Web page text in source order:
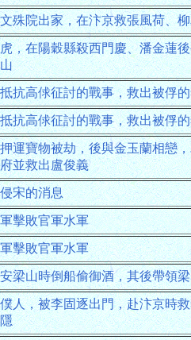
殊院出家，在汴京救張風荷、
，在陽穀縣殺西門慶、潘金蓮
抗高俅征討的戰事，救出被俘
抗高俅征討的戰事，救出被俘
運寶物被劫，後與金玉蘭相戀
並救出盧俊義
宋的消息
擊敗官軍水軍
擊敗官軍水軍
梁山時倒船偷御酒，其後帶領
人，被李固逐出門，赴汴京時